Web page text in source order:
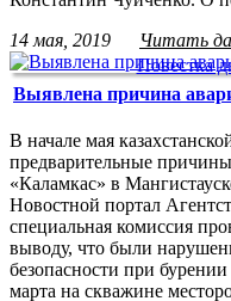
14 мая, 2019
Читать
Повестка
Выявлена причина
В начале мая
предварительные
«Каламкас» в
Новостной портал
специальная комиссия
выводу, что были
безопасности при
марта на скважине